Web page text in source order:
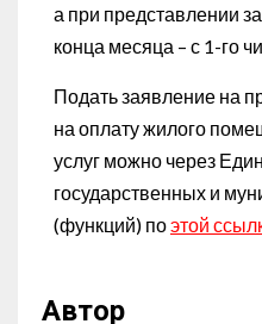
а при представлении
конца месяца – с 1-го
Подать заявление на
на оплату жилого
услуг можно через
государственных и
(функций) поэтой
Автор